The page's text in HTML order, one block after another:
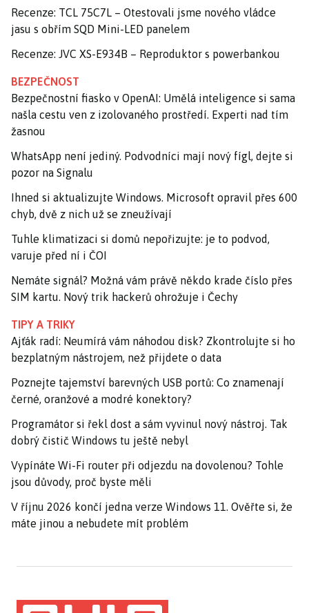
Recenze: TCL 75C7L – Otestovali jsme nového vládce
jasu s obřím SQD Mini-LED panelem
Recenze: JVC XS-E934B – Reproduktor s powerbankou
BEZPEČNOST
Bezpečnostní fiasko v OpenAI: Umělá inteligence si sama
našla cestu ven z izolovaného prostředí. Experti nad tím
žasnou
WhatsApp není jediný. Podvodníci mají nový fígl, dejte si
pozor na Signalu
Ihned si aktualizujte Windows. Microsoft opravil přes 600
chyb, dvě z nich už se zneužívají
Tuhle klimatizaci si domů nepořizujte: je to podvod,
varuje před ní i ČOI
Nemáte signál? Možná vám právě někdo krade číslo přes
SIM kartu. Nový trik hackerů ohrožuje i Čechy
TIPY A TRIKY
Ajťák radí: Neumírá vám náhodou disk? Zkontrolujte si ho
bezplatným nástrojem, než přijdete o data
Poznejte tajemství barevných USB portů: Co znamenají
černé, oranžové a modré konektory?
Programátor si řekl dost a sám vyvinul nový nástroj. Tak
dobrý čistič Windows tu ještě nebyl
Vypínáte Wi-Fi router při odjezdu na dovolenou? Tohle
jsou důvody, proč byste měli
V říjnu 2026 končí jedna verze Windows 11. Ověřte si, že
máte jinou a nebudete mít problém